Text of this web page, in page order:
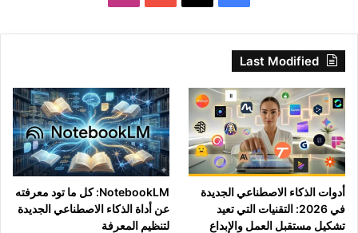
Last Modified
أدوات الذكاء الاصطناعي الجديدة
في 2026: التقنيات التي تعيد
تشكيل مستقبل العمل والإبداع
NotebookLM: كل ما تود معرفته
عن أداة الذكاء الاصطناعي الجديدة
لتنظيم المعرفة